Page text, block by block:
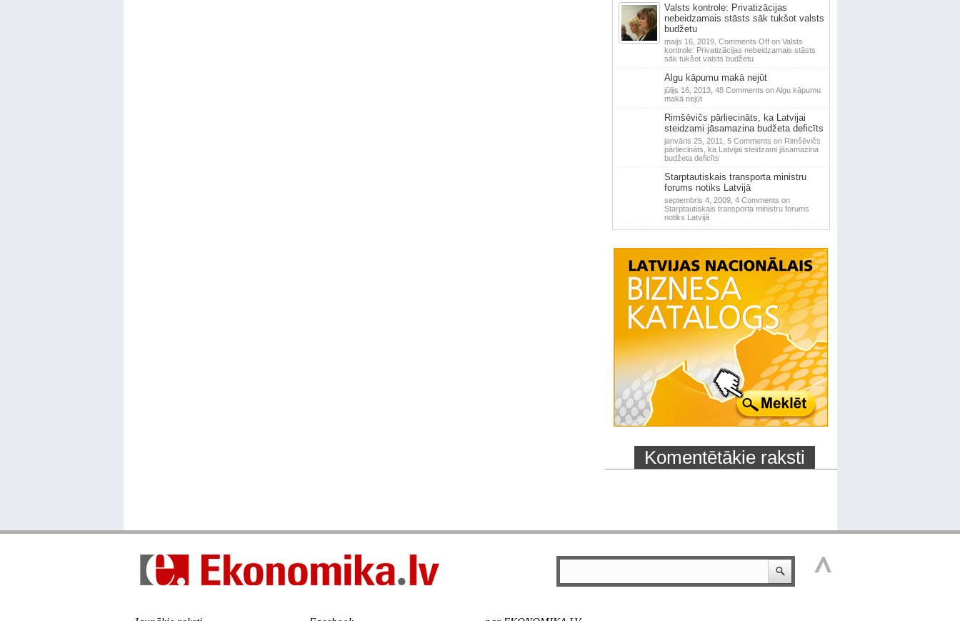
Valsts kontrole: Privatizācijas
nebeidzamais stāsts sāk tukšot valsts
budžetu
maijs 16, 2019, Comments Offon Valsts
kontrole: Privatizācijas nebeidzamais stāsts
sāk tukšot valsts budžetu
Algu kāpumu makā nejūt
jūlijs 16, 2013, 48 Comments on Algu kāpumu
makā nejūt
Rimšēvičs pārliecināts, ka Latvijai
steidzami jāsamazina budžeta deficīts
janvāris 25, 2011, 5 Comments on Rimšēvičs
pārliecināts, ka Latvijai steidzami jāsamazina
budžeta deficīts
Starptautiskais transporta ministru
forums notiks Latvijā
septembris 4, 2009, 4 Comments on
Starptautiskais transporta ministru forums
notiks Latvijā
Komentētākie raksti